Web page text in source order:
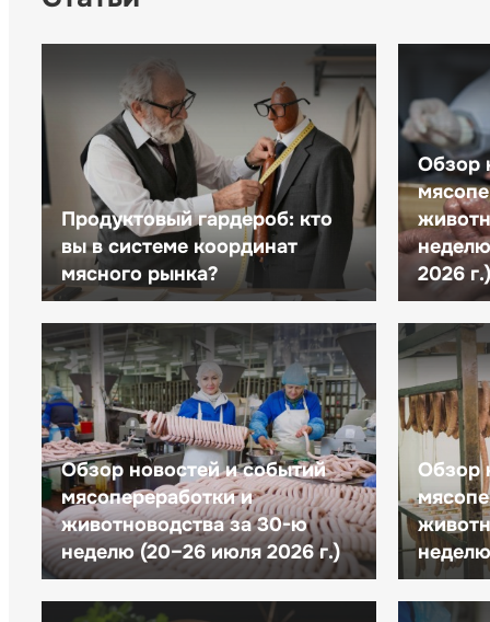
Продуктовый гардероб: кто
вы в системе координат
мясного рынка?
Обзор
2026 г.)
Обзор новостей и событий
мясопереработки и
животноводства за 30-ю
неделю (20–26 июля 2026 г.)
Обзор